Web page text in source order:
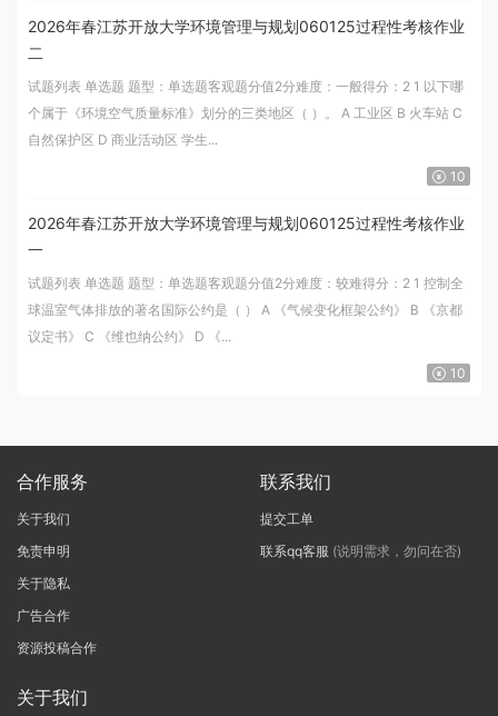
2026年春江苏开放大学环境管理与规划060125过程性考核作业
二
试题列表 单选题 题型：单选题客观题分值2分难度：一般得分：2 1 以下哪
个属于《环境空气质量标准》划分的三类地区（ ）。 A 工业区 B 火车站 C
自然保护区 D 商业活动区 学生...
10
2026年春江苏开放大学环境管理与规划060125过程性考核作业
一
试题列表 单选题 题型：单选题客观题分值2分难度：较难得分：2 1 控制全
球温室气体排放的著名国际公约是（ ） A 《气候变化框架公约》 B 《京都
议定书》 C 《维也纳公约》 D 《...
10
合作服务
关于我们
免责申明
关于隐私
广告合作
资源投稿合作
联系我们
提交工单
联系qq客服 (说明需求，勿问在否)
关于我们